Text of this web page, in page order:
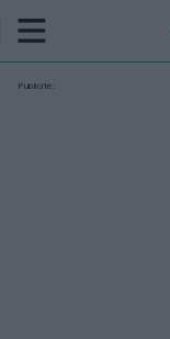
Publicité: